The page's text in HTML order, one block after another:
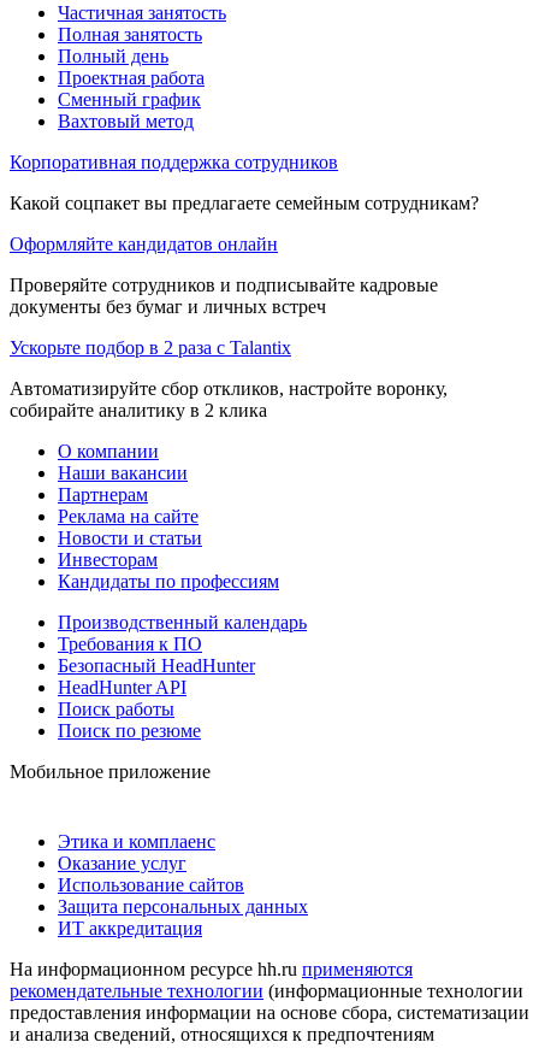
Частичная занятость
Полная занятость
Полный день
Проектная работа
Сменный график
Вахтовый метод
Корпоративная поддержка сотрудников
Какой соцпакет вы предлагаете семейным сотрудникам?
Оформляйте кандидатов онлайн
Проверяйте сотрудников и подписывайте кадровые
документы без бумаг и личных встреч
Ускорьте подбор в 2 раза с Talantix
Автоматизируйте сбор откликов, настройте воронку,
собирайте аналитику в 2 клика
О компании
Наши вакансии
Партнерам
Реклама на сайте
Новости и статьи
Инвесторам
Кандидаты по профессиям
Производственный календарь
Требования к ПО
Безопасный HeadHunter
HeadHunter API
Поиск работы
Поиск по резюме
Мобильное приложение
Этика и комплаенс
Оказание услуг
Использование сайтов
Защита персональных данных
ИТ аккредитация
На информационном ресурсе hh.ru применяются
рекомендательные технологии (информационные технологии
предоставления информации на основе сбора, систематизации
и анализа сведений, относящихся к предпочтениям